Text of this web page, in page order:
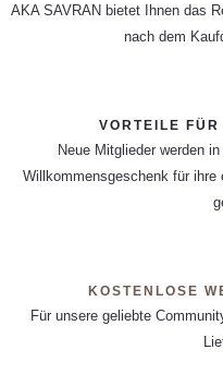
AKA SAVRAN bietet Ihnen das
nach dem
VORTEILE
Neue Mitglieder werden
Willkommensgeschenk für
KOSTENLOSE
Für unsere geliebte